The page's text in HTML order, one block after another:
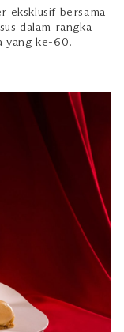
eksklusif bersama
dalam rangka
yang ke-60.